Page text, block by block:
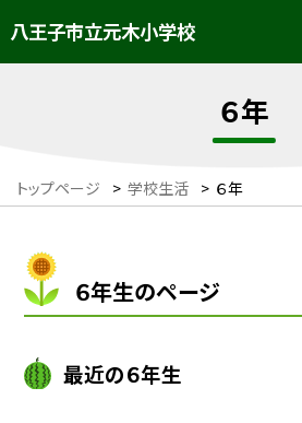
八王子市立元木小学校
６年
トップページ > 学校生活 > ６年
６年生のページ
最近の６年生